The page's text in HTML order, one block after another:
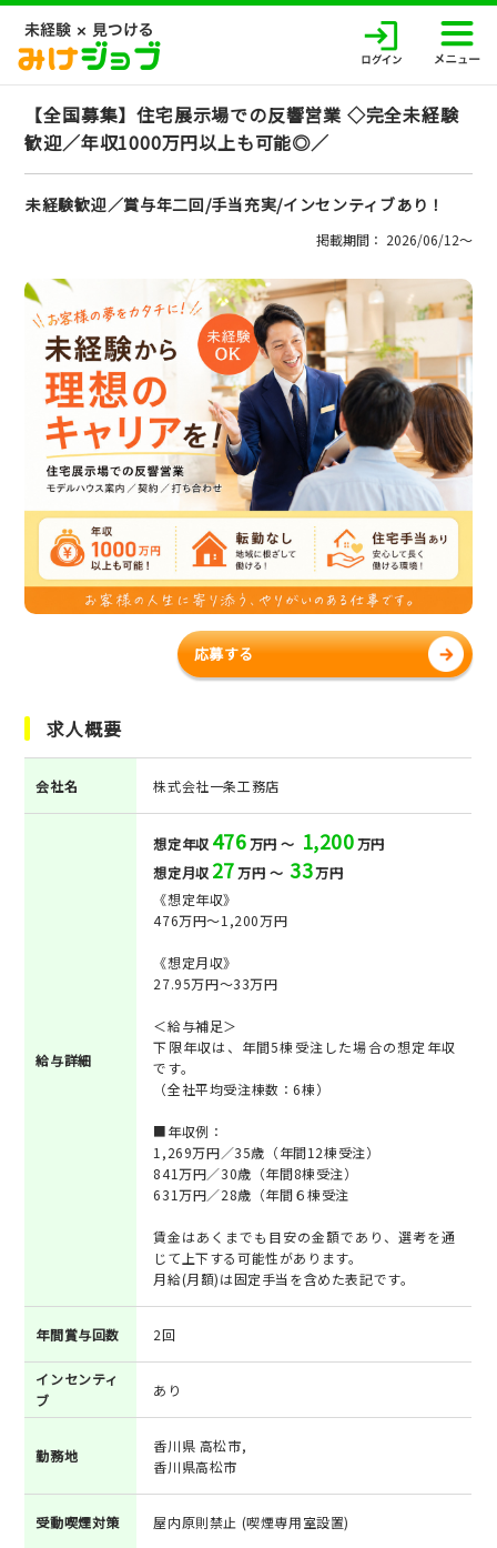
【全国募集】住宅展示場での反響営業 ◇完全未経験
歓迎／年収1000万円以上も可能◎／
未経験歓迎／賞与年二回/手当充実/インセンティブあり！
掲載期間： 2026/06/12〜
応募する
求人概要
会社名 株式会社一条工務店
給与詳細
想定年収 476万円 ～ 1,200万円
想定月収 27万円 ～ 33万円
《想定年収》
476万円～1,200万円
《想定月収》
27.95万円～33万円
＜給与補足＞
下限年収は、年間5棟受注した場合の想定年収
です。
（全社平均受注棟数：6棟）
■年収例：
1,269万円／35歳（年間12棟受注）
841万円／30歳（年間8棟受注）
631万円／28歳（年間６棟受注
賃金はあくまでも目安の金額であり、選考を通
じて上下する可能性があります。
月給(月額)は固定手当を含めた表記です。
年間賞与回数 2回
インセンティ
ブ
あり
勤務地
香川県 高松市,
香川県高松市
受動喫煙対策 屋内原則禁止 (喫煙専用室設置)